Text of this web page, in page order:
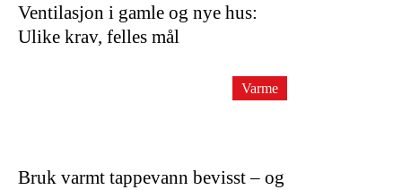
Ventilasjon i gamle og nye hus:
Ulike krav, felles mål
Bruk varmt tappevann bevisst – og
Varme